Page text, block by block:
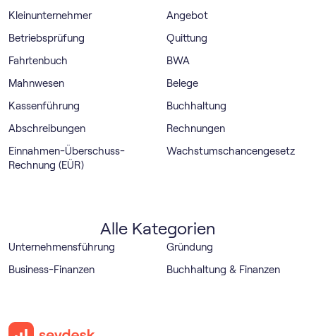
Kleinunternehmer
Angebot
Betriebsprüfung
Quittung
Fahrtenbuch
BWA
Mahnwesen
Belege
Kassenführung
Buchhaltung
Abschreibungen
Rechnungen
Einnahmen-Überschuss-
Rechnung (EÜR)
Wachstumschancengesetz
Alle Kategorien
Unternehmensführung
Gründung
Business-Finanzen
Buchhaltung & Finanzen